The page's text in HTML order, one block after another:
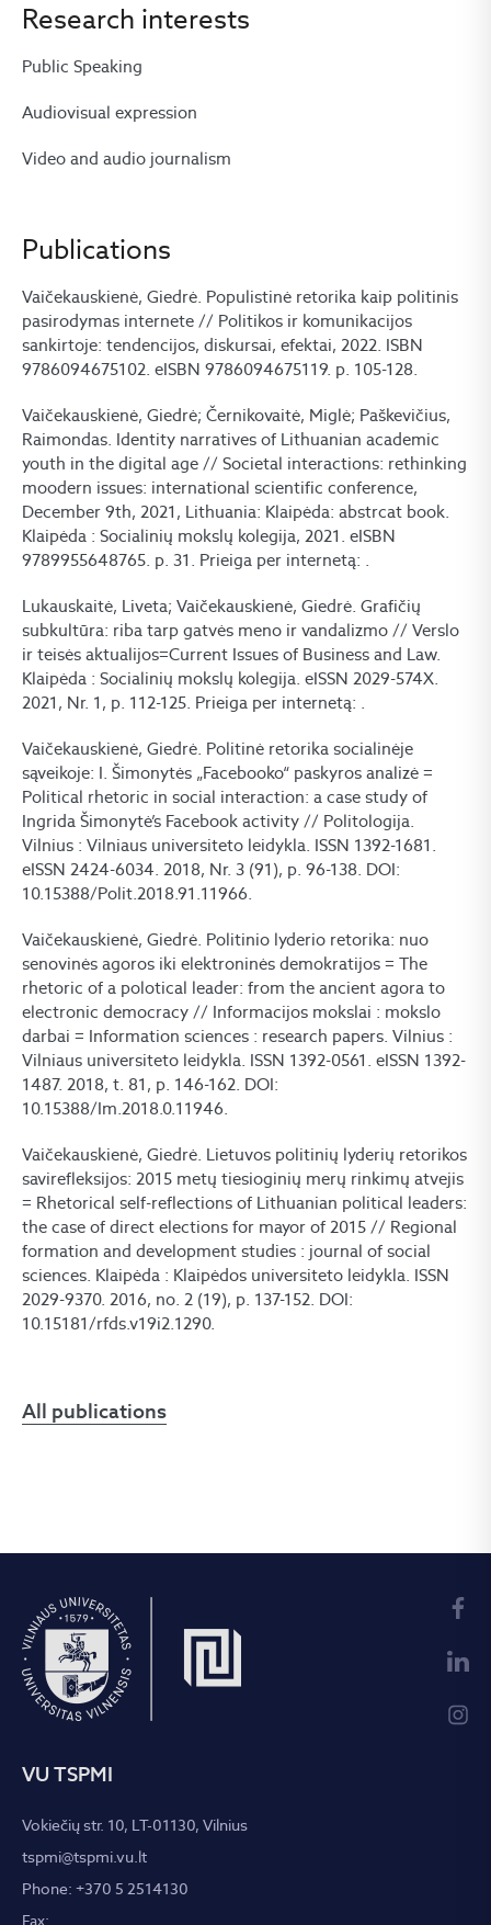
Research interests
Public Speaking
Audiovisual expression
Video and audio journalism
Publications
Vaičekauskienė, Giedrė. Populistinė retorika kaip politinis
pasirodymas internete // Politikos ir komunikacijos
sankirtoje: tendencijos, diskursai, efektai, 2022. ISBN
9786094675102. eISBN 9786094675119. p. 105-128.
Vaičekauskienė, Giedrė; Černikovaitė, Miglė; Paškevičius,
Raimondas. Identity narratives of Lithuanian academic
youth in the digital age // Societal interactions: rethinking
moodern issues: international scientific conference,
December 9th, 2021, Lithuania: Klaipėda: abstrcat book.
Klaipėda : Socialinių mokslų kolegija, 2021. eISBN
9789955648765. p. 31. Prieiga per internetą:
Lukauskaitė, Liveta; Vaičekauskienė, Giedrė. Grafičių
subkultūra: riba tarp gatvės meno ir vandalizmo // Verslo
ir teisės aktualijos=Current Issues of Business and Law.
Klaipėda : Socialinių mokslų kolegija. eISSN 2029-574X.
2021, Nr. 1, p. 112-125. Prieiga per internetą:
Vaičekauskienė, Giedrė. Politinė retorika socialinėje
sąveikoje: I. Šimonytės „Facebooko“ paskyros analizė =
Political rhetoric in social interaction: a case study of
Ingrida Šimonytė’s Facebook activity // Politologija.
Vilnius : Vilniaus universiteto leidykla. ISSN 1392-1681.
eISSN 2424-6034. 2018, Nr. 3 (91), p. 96-138. DOI:
10.15388/Polit.2018.91.11966.
Vaičekauskienė, Giedrė. Politinio lyderio retorika: nuo
senovinės agoros iki elektroninės demokratijos = The
rhetoric of a polotical leader: from the ancient agora to
electronic democracy // Informacijos mokslai : mokslo
darbai = Information sciences : research papers. Vilnius :
Vilniaus universiteto leidykla. ISSN 1392-0561. eISSN 1392-
1487. 2018, t. 81, p. 146-162. DOI:
10.15388/Im.2018.0.11946.
Vaičekauskienė, Giedrė. Lietuvos politinių lyderių retorikos
savirefleksijos: 2015 metų tiesioginių merų rinkimų atvejis
= Rhetorical self-reflections of Lithuanian political leaders:
the case of direct elections for mayor of 2015 // Regional
formation and development studies : journal of social
sciences. Klaipėda : Klaipėdos universiteto leidykla. ISSN
2029-9370. 2016, no. 2 (19), p. 137-152. DOI:
10.15181/rfds.v19i2.1290.
All publications
VU TSPMI
Vokiečių str. 10, LT-01130, Vilnius
tspmi@tspmi.vu.lt
Phone: +370 5 2514130
Fax: